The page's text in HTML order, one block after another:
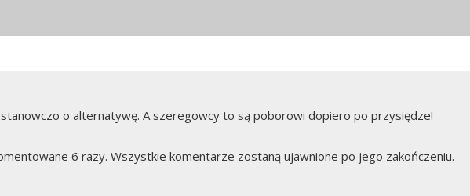
o alternatywę. A szeregowcy to są poborowi dopiero po przysiędze!
6 razy. Wszystkie komentarze zostaną ujawnione po jego zakończeniu.